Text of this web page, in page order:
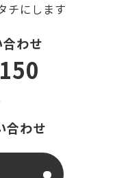
チにします
わせ
合わせ